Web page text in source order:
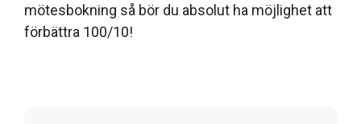
mötesbokning så bör du absolut ha möjlighet att
förbättra 100/10!